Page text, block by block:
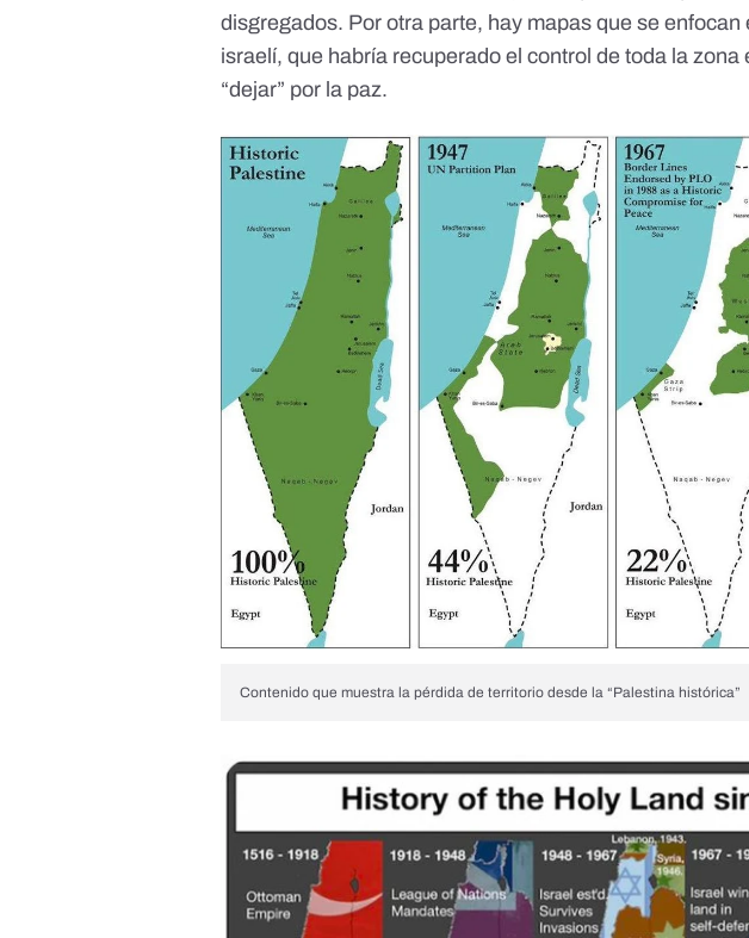
disgregados. Por otra parte, hay mapas que se enfocan
israelí, que habría recuperado el control de toda la zona
“dejar” por la paz.
Contenido que muestra la pérdida de territorio desde la “Palestina histórica”